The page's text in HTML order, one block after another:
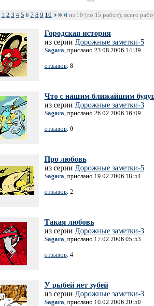
1 2 3 4 5 6 7 8 9 10 из 10 (по 15 работ); всего
Городская история
из серии Дорожные заметки-5
Sagara, прислано 23.08.2006 14:39
отзывов: 8
Что с нашим ближайшим
из серии Дорожные заметки-3
Sagara, прислано 26.02.2006 16:09
отзывов: 0
Про любовь
из серии Дорожные заметки-5
Sagara, прислано 19.02.2006 18:54
отзывов: 2
Такая любовь
из серии Дорожные заметки-3
Sagara, прислано 17.02.2006 05:53
отзывов: 4
У рыбей нет зубей
из серии Дорожные заметки-3
Sagara, прислано 10.02.2006 20:50